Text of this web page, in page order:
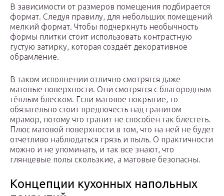
В зависимости от размеров помещения подбирается
формат. Следуя правилу, для небольших помещений
мелкий формат. Чтобы подчеркнуть необычность
формы плитки стоит использовать контрастную
густую затирку, которая создаёт декоративное
обрамление.
В таком исполнении отлично смотрятся даже
матовые поверхности. Они смотрятся с благородным
тёплым блеском. Если матовое покрытие, то
обязательно стоит предпочесть над гранитом
мрамор, потому что гранит не способен так блестеть.
Плюс матовой поверхности в том, что на ней не будет
отчетливо наблюдаться грязь и пыль. О практичности
можно и не упоминать, и так все знают, что
глянцевые полы скользкие, а матовые безопасны.
Концепции кухонных напольных